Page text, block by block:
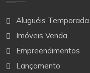
Aluguéis Temporada
Imóveis Venda
Empreendimentos
Lançamento